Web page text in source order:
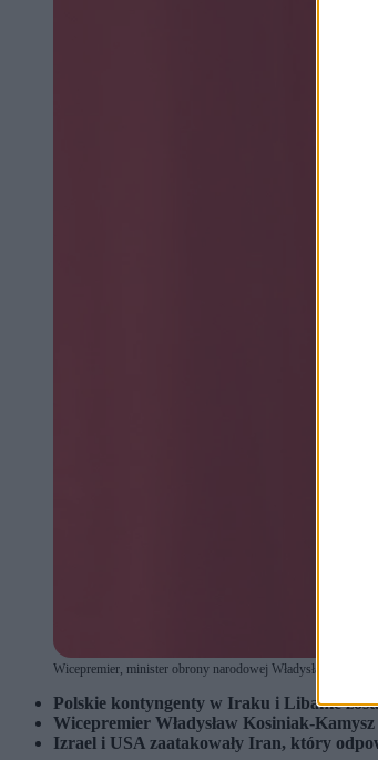
Wicepremier, minister obrony narodowej Władysław
Polskie kontyngenty w Iraku i Libanie
Wicepremier Władysław Kosiniak-
Izrael i USA zaatakowały Iran, który